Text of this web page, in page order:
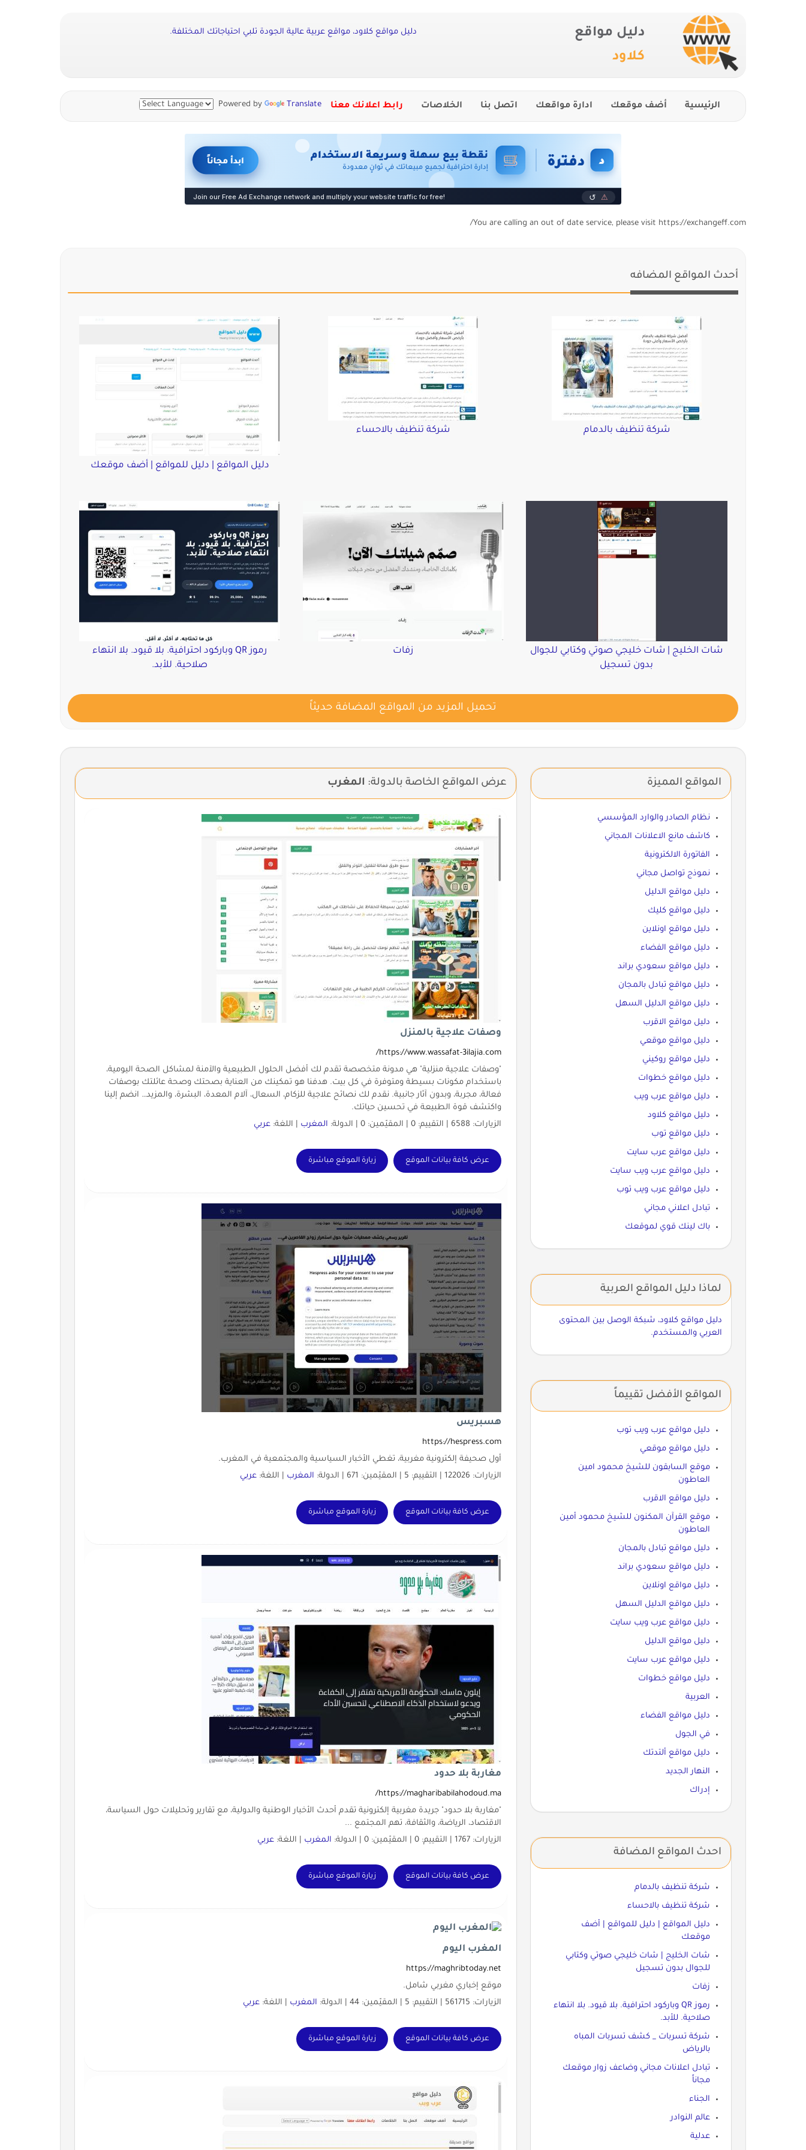
دليل مواقع
كلاود
دليل مواقع كلاود، مواقع عربية عالية الجودة تلبي احتياجاتك المختلفة.
الرئيسية أضف موقعك ادارة مواقعك اتصل بنا الخلاصات رابط اعلانك معنا Powered by Translate
You are calling an out of date service, please visit https://exchangeff.com/
أحدث المواقع المضافه
شركة تنظيف بالدمام شركة تنظيف بالاحساء
دليل المواقع | دليل للمواقع | أضف موقعك
شات الخليج | شات خليجي صوتي وكتابي للجوال
بدون تسجيل
زفات
رموز QR وباركود احترافية. بلا قيود. بلا انتهاء
صلاحية. للأبد.
تحميل المزيد من المواقع المضافة حديثاً
عرض المواقع الخاصة بالدولة: المغرب
وصفات علاجية بالمنزل
https://www.wassafat-3ilajia.com/
"وصفات علاجية منزلية" هي مدونة متخصصة تقدم لك أفضل الحلول الطبيعية والآمنة لمشاكل الصحة اليومية،
باستخدام مكونات بسيطة ومتوفرة في كل بيت. هدفنا هو تمكينك من العناية بصحتك وصحة عائلتك بوصفات
فعالة، مجربة، وبدون آثار جانبية. نقدم لك نصائح علاجية للزكام، السعال، آلام المعدة، البشرة، والمزيد… انضم إلينا
واكتشف قوة الطبيعة في تحسين حياتك.
الزيارات: 6588 | التقييم: 0 | المقيّمين: 0 | الدولة:
المغرب | اللغة: عربي
عرض كافة بيانات الموقع زيارة الموقع مباشرة
هسبريس
https://hespress.com
أول صحيفة إلكترونية مغربية، تغطي الأخبار السياسية والمجتمعية في المغرب.
الزيارات: 122026 | التقييم: 5 | المقيّمين: 671 | الدولة:
المغرب | اللغة: عربي
عرض كافة بيانات الموقع زيارة الموقع مباشرة
مغاربة بلا حدود
https://magharibabilahodoud.ma/
"مغاربة بلا حدود" جريدة مغربية إلكترونية تقدم أحدث الأخبار الوطنية والدولية، مع تقارير وتحليلات حول السياسة،
الاقتصاد، الرياضة، والثقافة، تهم المجتمع ...
الزيارات: 1767 | التقييم: 0 | المقيّمين: 0 | الدولة:
المغرب | اللغة: عربي
عرض كافة بيانات الموقع زيارة الموقع مباشرة
المغرب اليوم
https://maghribtoday.net
موقع إخباري مغربي شامل.
الزيارات: 561715 | التقييم: 5 | المقيّمين: 44 | الدولة:
المغرب | اللغة: عربي
عرض كافة بيانات الموقع زيارة الموقع مباشرة
المواقع المميزة
نظام الصادر والوارد المؤسسي
كاشف مانع الاعلانات المجاني
الفاتورة الالكترونية
نموذج تواصل مجاني
دليل مواقع الدليل
دليل مواقع كليك
دليل مواقع اونلاين
دليل مواقع الفضاء
دليل مواقع سعودي براند
دليل مواقع تبادل بالمجان
دليل مواقع الدليل السهل
دليل مواقع الاقرب
دليل مواقع موقعي
دليل مواقع روكيني
دليل مواقع خطوات
دليل مواقع عرب ويب
دليل مواقع كلاود
دليل مواقع توب
دليل مواقع عرب سايت
دليل مواقع عرب ويب سايت
دليل مواقع عرب ويب توب
تبادل اعلاني مجاني
باك لينك قوي لموقعك
لماذا دليل المواقع العربية
دليل مواقع كلاود، شبكة الوصل بين المحتوى
العربي والمستخدم.
المواقع الأفضل تقييماً
دليل مواقع عرب ويب توب
دليل مواقع موقعي
موقع السابقون للشيخ محمود امين
العاطون
دليل مواقع الاقرب
موقع القرآن المكنون للشيخ محمود أمين
العاطون
دليل مواقع تبادل بالمجان
دليل مواقع سعودي براند
دليل مواقع اونلاين
دليل مواقع الدليل السهل
دليل مواقع عرب ويب سايت
دليل مواقع الدليل
دليل مواقع عرب سايت
دليل مواقع خطوات
العربية
دليل مواقع الفضاء
في الجول
دليل مواقع ألتدتك
النهار الجديد
إدراك
احدث المواقع المضافة
شركة تنظيف بالدمام
شركة تنظيف بالاحساء
دليل المواقع | دليل للمواقع | أضف
موقعك
شات الخليج | شات خليجي صوتي وكتابي
للجوال بدون تسجيل
زفات
رموز QR وباركود احترافية. بلا قيود. بلا انتهاء
صلاحية. للأبد.
شركة تسربات _ كشف تسربات المباه
بالرياض
تبادل اعلانات مجاني وضاعف زوار موقعك
مجاناً
الجناء
عالم النوادر
عدلية